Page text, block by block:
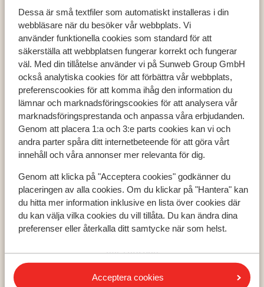
Dessa är små textfiler som automatiskt installeras i din
webbläsare när du besöker vår webbplats. Vi
använder funktionella cookies som standard för att
säkerställa att webbplatsen fungerar korrekt och fungerar
väl. Med din tillåtelse använder vi på Sunweb Group GmbH
också analytiska cookies för att förbättra vår webbplats,
preferenscookies för att komma ihåg den information du
lämnar och marknadsföringscookies för att analysera vår
marknadsföringsprestanda och anpassa våra erbjudanden.
Genom att placera 1:a och 3:e parts cookies kan vi och
andra parter spåra ditt internetbeteende för att göra vårt
innehåll och våra annonser mer relevanta för dig.
Genom att klicka på "Acceptera cookies" godkänner du
placeringen av alla cookies. Om du klickar på "Hantera" kan
du hitta mer information inklusive en lista över cookies där
du kan välja vilka cookies du vill tillåta. Du kan ändra dina
preferenser eller återkalla ditt samtycke när som helst.
Acceptera cookies
Populära länder
Österrike
Frankrike
Andorra
Populära destinationer
Ski Amadé
Les Trois Vallées
Populära skidområden
Val Thorens